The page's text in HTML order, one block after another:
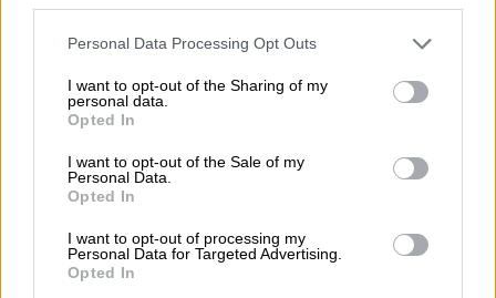
Personal Data Processing Opt Outs
I want to opt-out of the Sharing of my
personal data.
Opted In
I want to opt-out of the Sale of my
Personal Data.
Opted In
I want to opt-out of processing my
Personal Data for Targeted Advertising.
Opted In
tesoro del bosque